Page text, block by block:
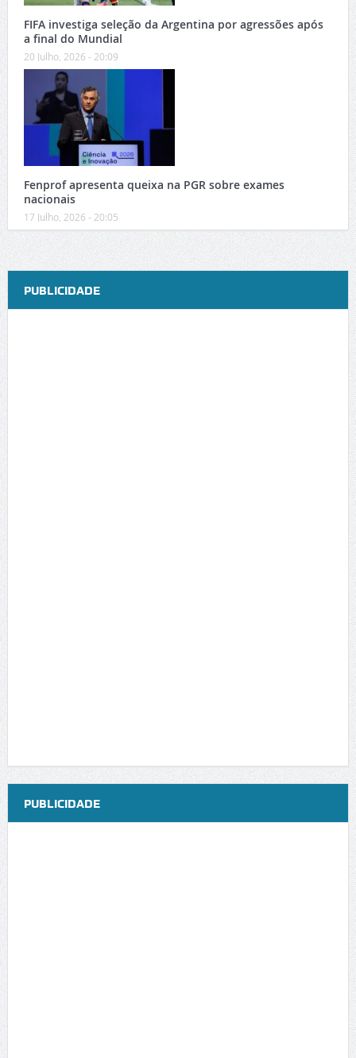
FIFA investiga seleção da Argentina por agressões após
a final do Mundial
20 Julho, 2026 - 20:09
Fenprof apresenta queixa na PGR sobre exames
nacionais
17 Julho, 2026 - 20:05
PUBLICIDADE
PUBLICIDADE